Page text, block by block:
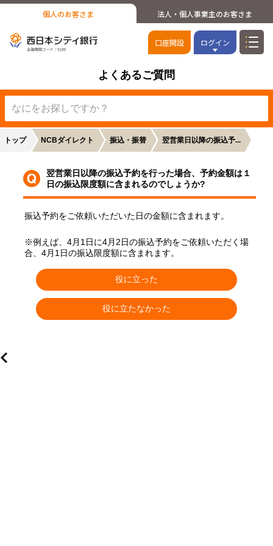
個人のお客さま 法人・個人事業主のお客さま
口座開設 ログイン
よくあるご質問
トップ NCBダイレクト 振込・振替 翌営業日以降の振込予...
翌営業日以降の振込予約を行った場合、予約金額は１
日の振込限度額に含まれるのでしょうか?
振込予約をご依頼いただいた日の金額に含まれます。
※例えば、4月1日に4月2日の振込予約をご依頼いただく場
合、4月1日の振込限度額に含まれます。
役に立った
役に立たなかった